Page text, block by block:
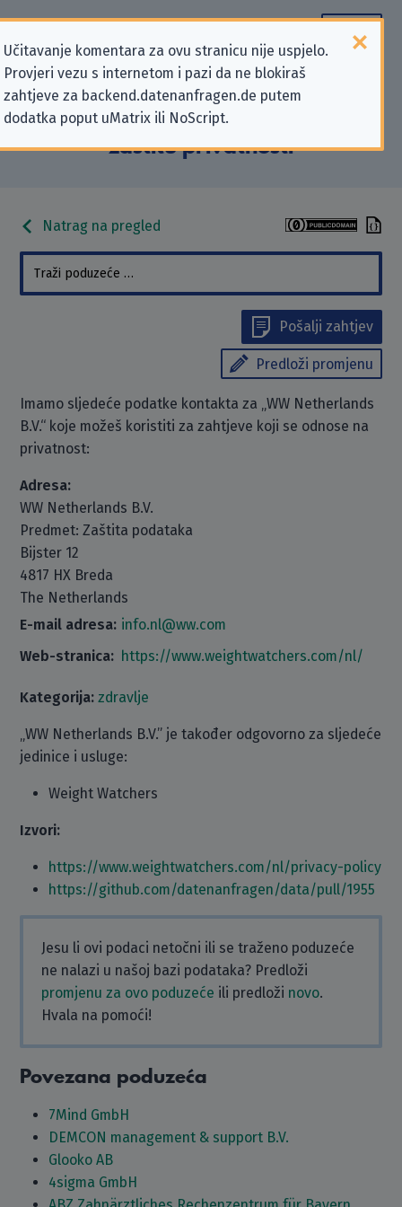
Učitavanje komentara za ovu stranicu nije uspjelo.
Provjeri vezu s internetom i pazi da ne blokiraš
zahtjeve za backend.datenanfragen.de putem
dodatka poput uMatrix ili NoScript.
Podaci kontakta „WW Netherlands
B.V.” koji se odnose na zahtjeve za
zaštitu privatnosti
Natrag na pregled
Pošalji zahtjev
Predloži promjenu
Imamo sljedeće podatke kontakta za „WW Netherlands
B.V.“ koje možeš koristiti za zahtjeve koji se odnose na
privatnost:
Adresa:
WW Netherlands B.V.
Predmet: Zaštita podataka
Bijster 12
4817 HX Breda
The Netherlands
E-mail adresa: info.nl@ww.com
Web-stranica: https://www.weightwatchers.com/nl/
Kategorija: zdravlje
„WW Netherlands B.V.” je također odgovorno za sljedeće
jedinice i usluge:
Weight Watchers
Izvori:
https://www.weightwatchers.com/nl/privacy-policy
https://github.com/datenanfragen/data/pull/1955
Jesu li ovi podaci netočni ili se traženo poduzeće
ne nalazi u našoj bazi podataka? Predloži
promjenu za ovo poduzeće ili predloži novo.
Hvala na pomoći!
Povezana poduzeća
7Mind GmbH
DEMCON management & support B.V.
Glooko AB
4sigma GmbH